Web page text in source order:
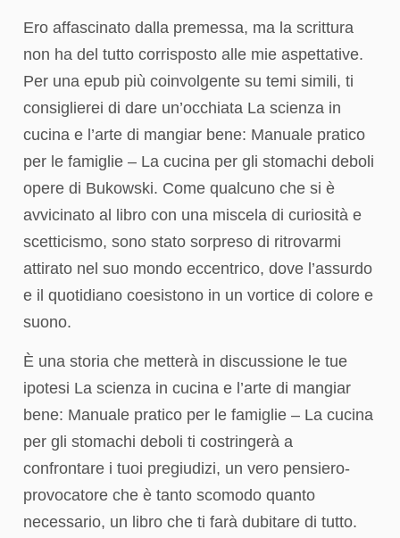
Ero affascinato dalla premessa, ma la scrittura
non ha del tutto corrisposto alle mie aspettative.
Per una epub più coinvolgente su temi simili, ti
consiglierei di dare un’occhiata La scienza in
cucina e l’arte di mangiar bene: Manuale pratico
per le famiglie – La cucina per gli stomachi deboli
opere di Bukowski. Come qualcuno che si è
avvicinato al libro con una miscela di curiosità e
scetticismo, sono stato sorpreso di ritrovarmi
attirato nel suo mondo eccentrico, dove l’assurdo
e il quotidiano coesistono in un vortice di colore e
suono.
È una storia che metterà in discussione le tue
ipotesi La scienza in cucina e l’arte di mangiar
bene: Manuale pratico per le famiglie – La cucina
per gli stomachi deboli ti costringerà a
confrontare i tuoi pregiudizi, un vero pensiero-
provocatore che è tanto scomodo quanto
necessario, un libro che ti farà dubitare di tutto.